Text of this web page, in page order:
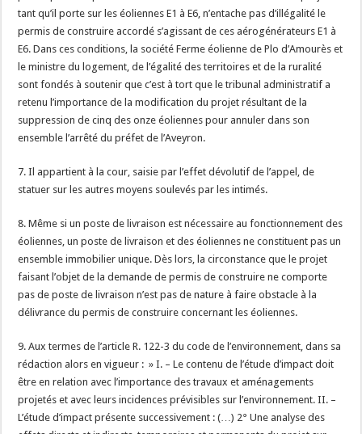
tant qu’il porte sur les éoliennes E1 à E6, n’entache pas d’illégalité le
permis de construire accordé s’agissant de ces aérogénérateurs E1 à
E6. Dans ces conditions, la société Ferme éolienne de Plo d’Amourès et
le ministre du logement, de l’égalité des territoires et de la ruralité
sont fondés à soutenir que c’est à tort que le tribunal administratif a
retenu l’importance de la modification du projet résultant de la
suppression de cinq des onze éoliennes pour annuler dans son
ensemble l’arrêté du préfet de l’Aveyron.
7. Il appartient à la cour, saisie par l’effet dévolutif de l’appel, de
statuer sur les autres moyens soulevés par les intimés.
8. Même si un poste de livraison est nécessaire au fonctionnement des
éoliennes, un poste de livraison et des éoliennes ne constituent pas un
ensemble immobilier unique. Dès lors, la circonstance que le projet
faisant l’objet de la demande de permis de construire ne comporte
pas de poste de livraison n’est pas de nature à faire obstacle à la
délivrance du permis de construire concernant les éoliennes.
9. Aux termes de l’article R. 122-3 du code de l’environnement, dans sa
rédaction alors en vigueur : » I. – Le contenu de l’étude d’impact doit
être en relation avec l’importance des travaux et aménagements
projetés et avec leurs incidences prévisibles sur l’environnement. II. –
L’étude d’impact présente successivement : (…) 2° Une analyse des